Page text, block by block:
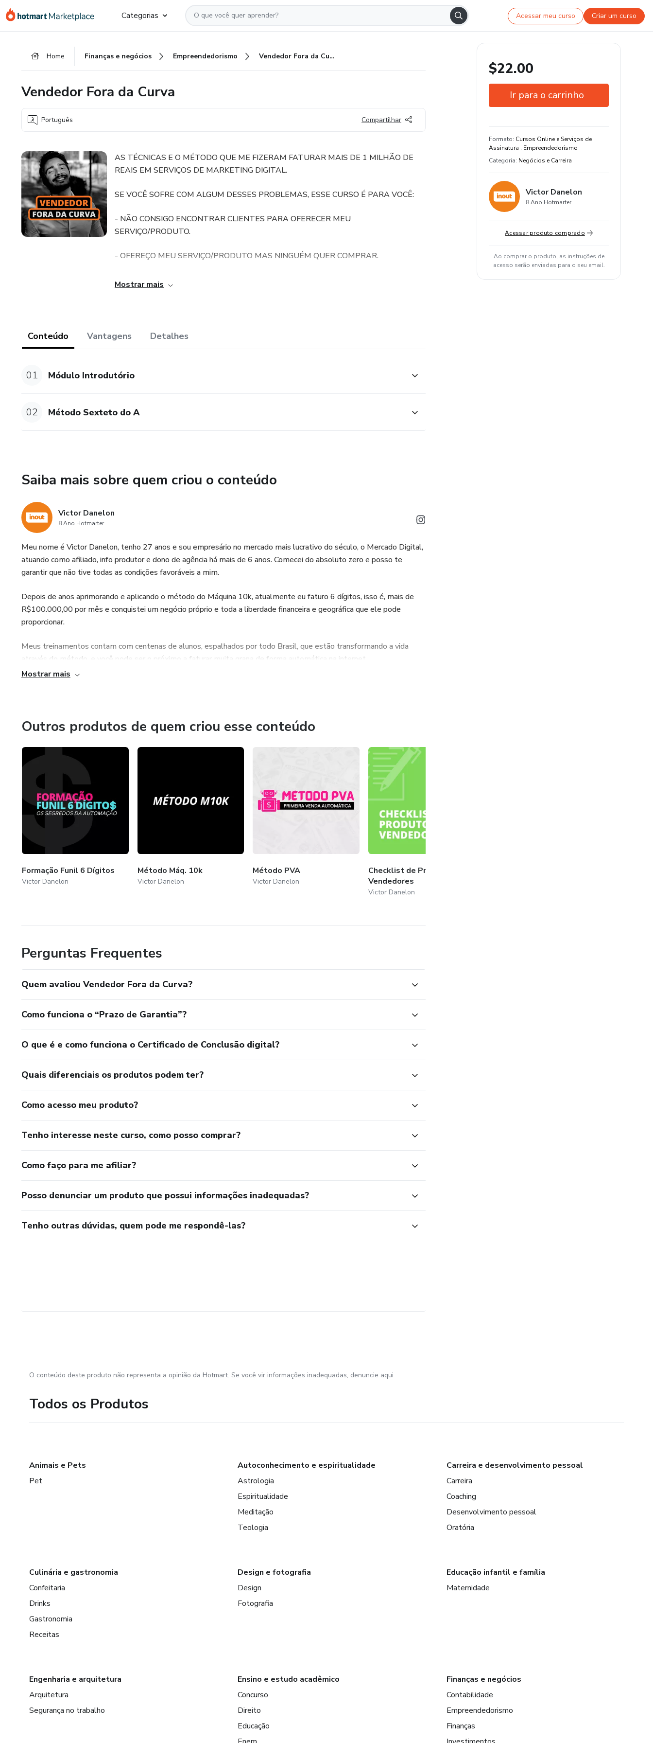
para
para
para
Categorias Acessar meu curso Criar um curso
Home Finanças e negócios Empreendedorismo Vendedor Fora da Curva
Vendedor Fora da Curva
Português Compartilhar
AS TÉCNICAS E O MÉTODO QUE ME FIZERAM FATURAR MAIS DE 1 MILHÃO DE
REAIS EM SERVIÇOS DE MARKETING DIGITAL.
SE VOCÊ SOFRE COM ALGUM DESSES PROBLEMAS, ESSE CURSO É PARA VOCÊ:
- NÃO CONSIGO ENCONTRAR CLIENTES PARA OFERECER MEU
SERVIÇO/PRODUTO.
- OFEREÇO MEU SERVIÇO/PRODUTO MAS NINGUÉM QUER COMPRAR.
- NÃO CONSIGO AGENDAR REUNIÕES PARA APRESENTAR MEU TRABALHO.
- MEUS PROSPECTS NÃO ME RESPONDEM MAIS.
EU CARINHOSAMENTE BATIZEI DE “SEXTETO DO A”.
1ª ETAPA - ATRAÇÃO
4ª ETAPA - ACOMPANHAMENTO
5ª ETAPA - ARREMATE
6ª ETAPA - AUXÍLIO
Mostrar mais
Conteúdo Vantagens Detalhes
01 Módulo Introdutório
02 Método Sexteto do A
Saiba mais sobre quem criou o conteúdo
Victor Danelon
8 Ano Hotmarter
Meu nome é Victor Danelon, tenho 27 anos e sou empresário no mercado mais lucrativo do século, o Mercado Digital,
atuando como afiliado, info produtor e dono de agência há mais de 6 anos. Comecei do absoluto zero e posso te
garantir que não tive todas as condições favoráveis a mim.
Depois de anos aprimorando e aplicando o método do Máquina 10k, atualmente eu faturo 6 dígitos, isso é, mais de
R$100.000,00 por mês e conquistei um negócio próprio e toda a liberdade financeira e geográfica que ele pode
proporcionar.
Meus treinamentos contam com centenas de alunos, espalhados por todo Brasil, que estão transformando a vida
através do método, e você pode ser o próximo a faturar muita grana de forma automática na internet.
Mostrar mais
Outros produtos de quem criou esse conteúdo
Formação Funil 6 Dígitos
Victor Danelon
Método Máq. 10k
Victor Danelon
Método PVA
Victor Danelon
Checklist de Produtos
Vendedores
Victor Danelon
Perguntas Frequentes
Quem avaliou Vendedor Fora da Curva?
Como funciona o “Prazo de Garantia”?
O que é e como funciona o Certificado de Conclusão digital?
Quais diferenciais os produtos podem ter?
Como acesso meu produto?
Tenho interesse neste curso, como posso comprar?
Como faço para me afiliar?
Posso denunciar um produto que possui informações inadequadas?
Tenho outras dúvidas, quem pode me respondê-las?
$22.00
Ir para o carrinho
Estude do seu jeito e em qualquer
dispositivo
16 aula e 2 hora de conteúdo original
Formato: Cursos Online e Serviços de
Assinatura . Empreendedorismo
Categoria: Negócios e Carreira
Victor Danelon
8 Ano Hotmarter
Acessar produto comprado
Ao comprar o produto, as instruções de
acesso serão enviadas para o seu email.
O conteúdo deste produto não representa a opinião da Hotmart. Se você vir informações inadequadas, denuncie aqui
Todos os Produtos
Animais e Pets
Pet
Autoconhecimento e espiritualidade
Astrologia
Espiritualidade
Meditação
Teologia
Carreira e desenvolvimento pessoal
Carreira
Coaching
Desenvolvimento pessoal
Oratória
Culinária e gastronomia
Confeitaria
Drinks
Gastronomia
Receitas
Design e fotografia
Design
Fotografia
Educação infantil e família
Maternidade
Engenharia e arquitetura
Arquitetura
Segurança no trabalho
Ensino e estudo acadêmico
Concurso
Direito
Educação
Finanças e negócios
Contabilidade
Empreendedorismo
Finanças